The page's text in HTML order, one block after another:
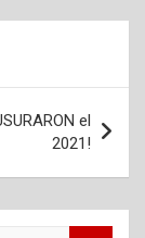
el
2021!